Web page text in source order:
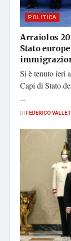
POLITICA
Arraiolos
Stato
Si è tenuto ieri
Capi di Stato
...
DI FEDERICO